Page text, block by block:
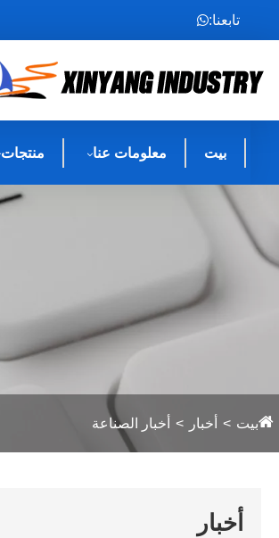
تابعنا:
بيت معلومات عنا منتجات
بيت أخبار أخبار الصناعة
أخبار